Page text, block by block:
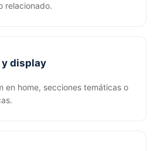
relacionado.
y display
en home, secciones temáticas o